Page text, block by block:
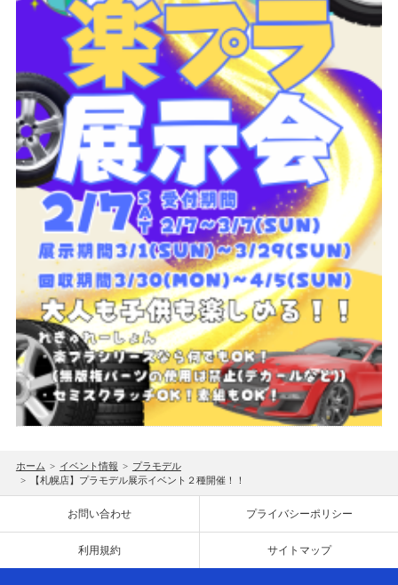
ホーム > イベント情報 > プラモデル
>
【札幌店】プラモデル展示イベント２種開催！！
お問い合わせ プライバシーポリシー
利用規約 サイトマップ